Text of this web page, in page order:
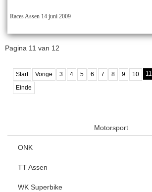
Races Assen 14 juni 2009
Pagina 11 van 12
Start Vorige 3 4 5 6 7 8 9 10 11
Einde
Motorsport
ONK
TT Assen
WK Superbike